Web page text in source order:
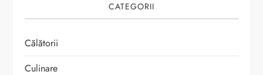
CATEGORII
Călătorii
Culinare